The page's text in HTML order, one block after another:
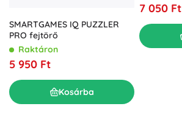
SMARTGAMES IQ PUZZLER
PRO fejtörő
Raktáron
5 950 Ft
Kosárba
7 050 Ft